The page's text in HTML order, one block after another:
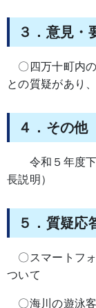
３．意見・
〇四万十町内
との質疑があり
４．その他
令和５年度下
長説明）
５．質疑応
〇スマートフ
ついて
〇海川の遊泳